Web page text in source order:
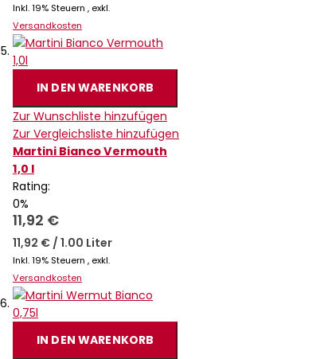
Inkl. 19% Steuern , exkl.
Versandkosten
IN DEN WARENKORB
Zur Wunschliste hinzufügen
Zur Vergleichsliste hinzufügen
Martini Bianco Vermouth
1,0 l
Rating:
0%
11,92 €
11,92 € / 1.00 Liter
Inkl. 19% Steuern , exkl.
Versandkosten
IN DEN WARENKORB